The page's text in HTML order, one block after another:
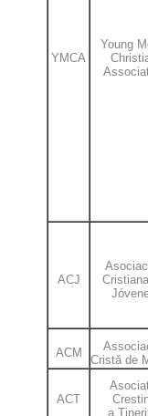
YMCA
Young
ACJ
ACM
Cristă de
ACT
a